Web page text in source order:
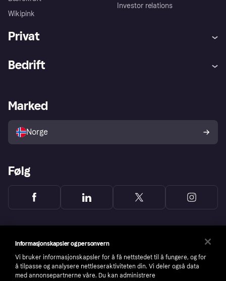
Wikipink
Investor relations
Privat
Utforsk butikker
Bedrift
Merchant portal
Marked
Norge
Følg
Informasjonskapsler og personvern
Vi bruker informasjonskapsler for å få nettstedet til å fungere, og for
å tilpasse og analysere nettleseraktiviteten din. Vi deler også data
med annonsepartnerne våre. Du kan administrere